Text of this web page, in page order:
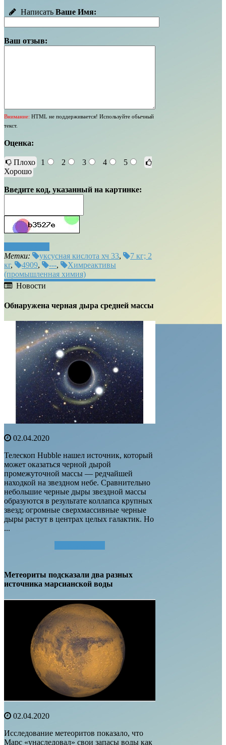
Написать Ваше Имя:
Ваш отзыв:
Внимание: HTML не поддерживается! Используйте обычный
текст.
Оценка:
Плохо 1 2 3 4
5
Хорошо
Введите код, указанный на картинке:
Метки:
уксусная кислота хч 33,
7 кг; 2
кг, 4909, ---,
Химреактивы
(промышленная химия)
Новости
Обнаружена черная дыра средней массы
02.04.2020
Телескоп Hubble нашел источник, который
может оказаться черной дырой
промежуточной массы — редчайшей
находкой на звездном небе. Сравнительно
небольшие черные дыры звездной массы
образуются в результате коллапса крупных
звезд; огромные сверхмассивные черные
дыры растут в центрах целых галактик. Но
...
Метеориты подсказали два разных
источника марсианской воды
02.04.2020
Исследование метеоритов показало, что
Марс «унаследовал» свои запасы воды как